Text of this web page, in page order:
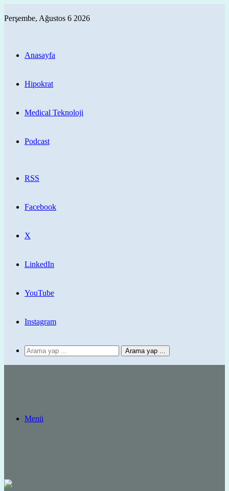
Perşembe, Ağustos 6 2026
Anasayfa
Hipokrat
Medical Teknoloji
Podcast
RSS
Facebook
X
LinkedIn
YouTube
Instagram
Arama yap ...
Menü